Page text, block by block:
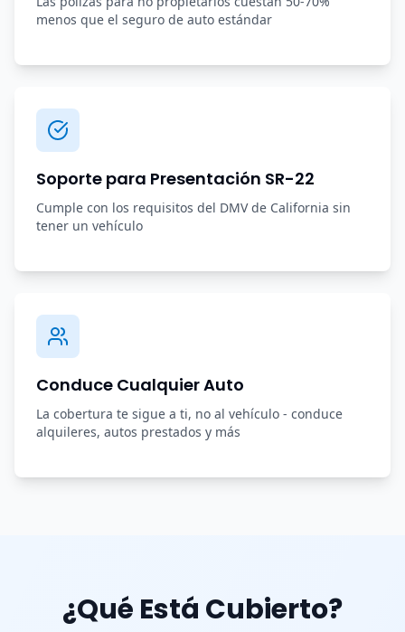
menos que el seguro de auto estándar
Soporte para Presentación SR-22
Cumple con los requisitos del DMV de California sin
tener un vehículo
Conduce Cualquier Auto
La cobertura te sigue a ti, no al vehículo - conduce
alquileres, autos prestados y más
¿Qué Está Cubierto?